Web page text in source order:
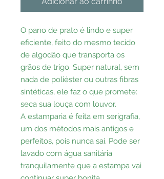
O pano de prato é lindo e super
eficiente, feito do mesmo tecido
de algodão que transporta os
grãos de trigo. Super natural, sem
nada de poliéster ou outras fibras
sintéticas, ele faz o que promete:
seca sua louça com louvor.
A estamparia é feita em serigrafia,
um dos métodos mais antigos e
perfeitos, pois nunca sai. Pode ser
lavado com água sanitária
tranquilamente que a estampa vai